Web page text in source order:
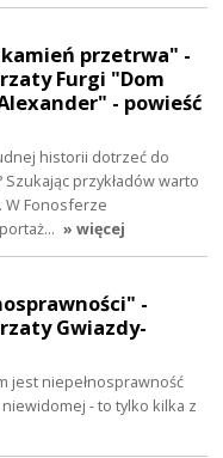
przetrwa" -
Furgi "Dom
- powieść
historii dotrzeć do
przykładów warto
W Fonosferze
» więcej
-
Gwiazdy-
jest niepełnosprawność
- to tylko kilka z